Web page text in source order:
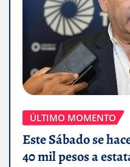
ÚLTIMO MOMENTO
Este Sábado se
40 mil pesos a